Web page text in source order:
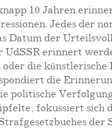
10 Jahren
Jedes der
Datum der
UdSSR erinnert
die künstlerische
die
politische
fokussiert